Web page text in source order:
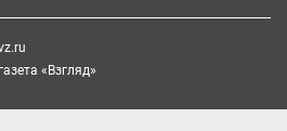
«Взгляд»